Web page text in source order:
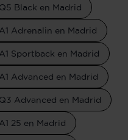
Black en Madrid
Adrenalin en Madrid
Sportback en Madrid
Advanced en Madrid
Advanced en Madrid
25 en Madrid